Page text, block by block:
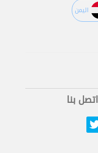
اليمن
اتصل بنا